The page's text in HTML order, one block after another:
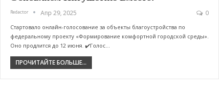
Redactor Апр 29, 2025 0
Стартовало онлайн-голосование за объекты благоустройства по
федеральному проекту «Формирование комфортной городской среды».
Оно продлится до 12 июня. ✔️Голос…
ПРОЧИТАЙТЕ БОЛЬШЕ...